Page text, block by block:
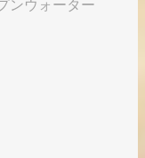
ンウォーター